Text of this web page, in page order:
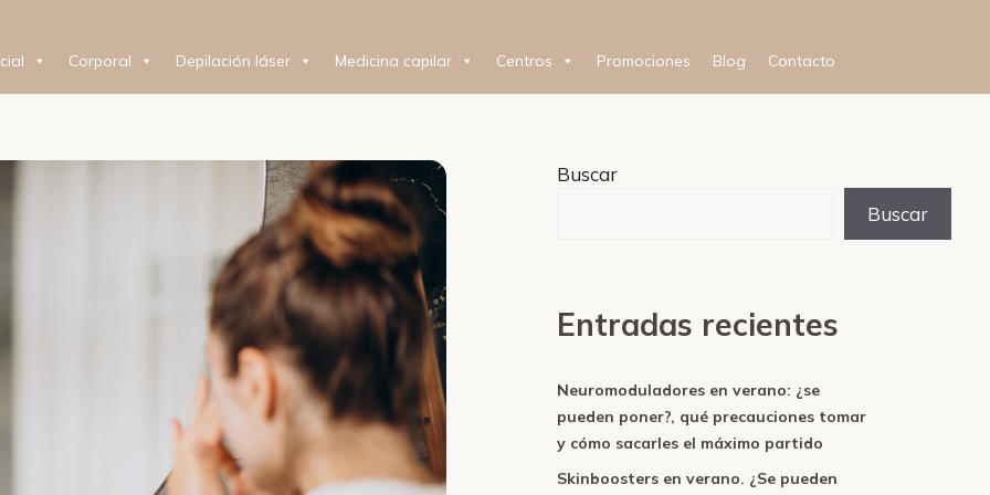
Corporal Depilación láser Medicina capilar Centros Promociones Blog Contacto
Buscar
Buscar
Entradas recientes
Neuromoduladores en verano: ¿se
pueden poner?, qué precauciones tomar
y cómo sacarles el máximo partido
Skinboosters en verano. ¿Se pueden